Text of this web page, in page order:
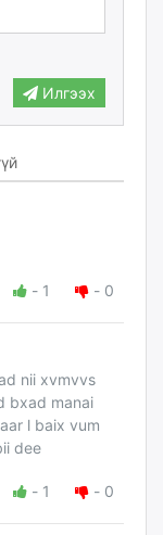
Илгээх
- 1 - 0
nii xvmvvs
bxad manai
l baix vum
dee
- 1 - 0